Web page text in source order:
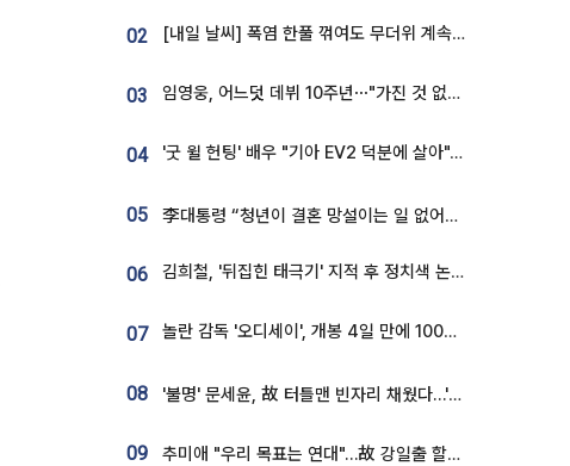
02 [내일 날씨] 폭염 한풀 꺾여도 무더위 계속⋯동해안 이틀 연속 비
03 임영웅, 어느덧 데뷔 10주년⋯"가진 것 없던 시절, 내 앞엔 20명의 팬뿐"
04 '굿 윌 헌팅' 배우 "기아 EV2 덕분에 살아"…교통사고 후 안전성 극찬
05 李대통령 “청년이 결혼 망설이는 일 없어야...제도상 불이익 조사”
06 김희철, '뒤집힌 태극기' 지적 후 정치색 논란…"좌우 떠나 우리나라 국기"
07 놀란 감독 '오디세이', 개봉 4일 만에 100만 돌파⋯'왕사남' 보다 빠르다
08 '불명' 문세윤, 故 터틀맨 빈자리 채웠다…'거북이' 눈물의 최종 우승
09 추미애 "우리 목표는 연대"…故 강일출 할머니 흉상 제막